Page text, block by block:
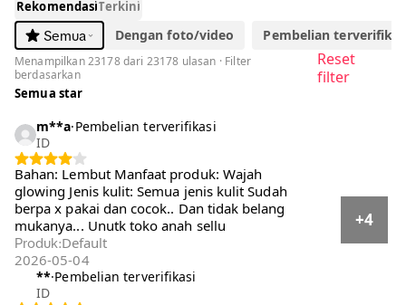
RekomendasiTerkini
Semua
Dengan foto/video Pembelian terverifikasi
Menampilkan 23178 dari 23178 ulasan · Filter
berdasarkan
Reset
filter
Semua star
m**a·Pembelian terverifikasi
ID
Bahan: Lembut Manfaat produk: Wajah
glowing Jenis kulit: Semua jenis kulit Sudah
berpa x pakai dan cocok.. Dan tidak belang
mukanya... Unutk toko anah sellu
+4
Produk:Default
2026-05-04
**·Pembelian terverifikasi
ID